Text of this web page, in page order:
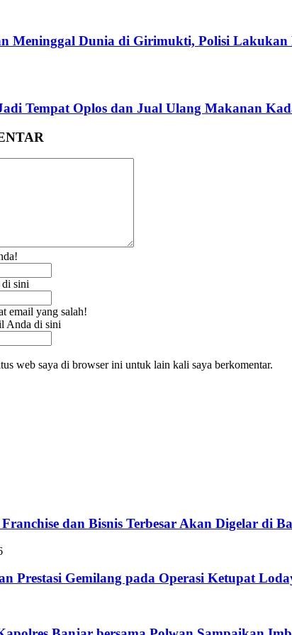
Meninggal Dunia di Girimukti, Polisi Lakukan
Tempat Oplos dan Jual Ulang Makanan
di sini
email yang salah!
Anda di sini
web saya di browser ini untuk lain kali saya berkomentar.
dan Bisnis Terbesar Akan Digelar di
Prestasi Gemilang pada Operasi Ketupat